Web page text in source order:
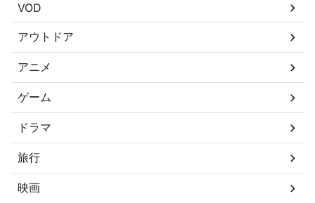
VOD
アウトドア
アニメ
ゲーム
ドラマ
旅行
映画